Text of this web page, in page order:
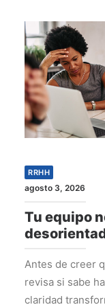
RRHH
agosto 3, 2026
Tu equipo
Antes de creer
revisa si sabe
claridad